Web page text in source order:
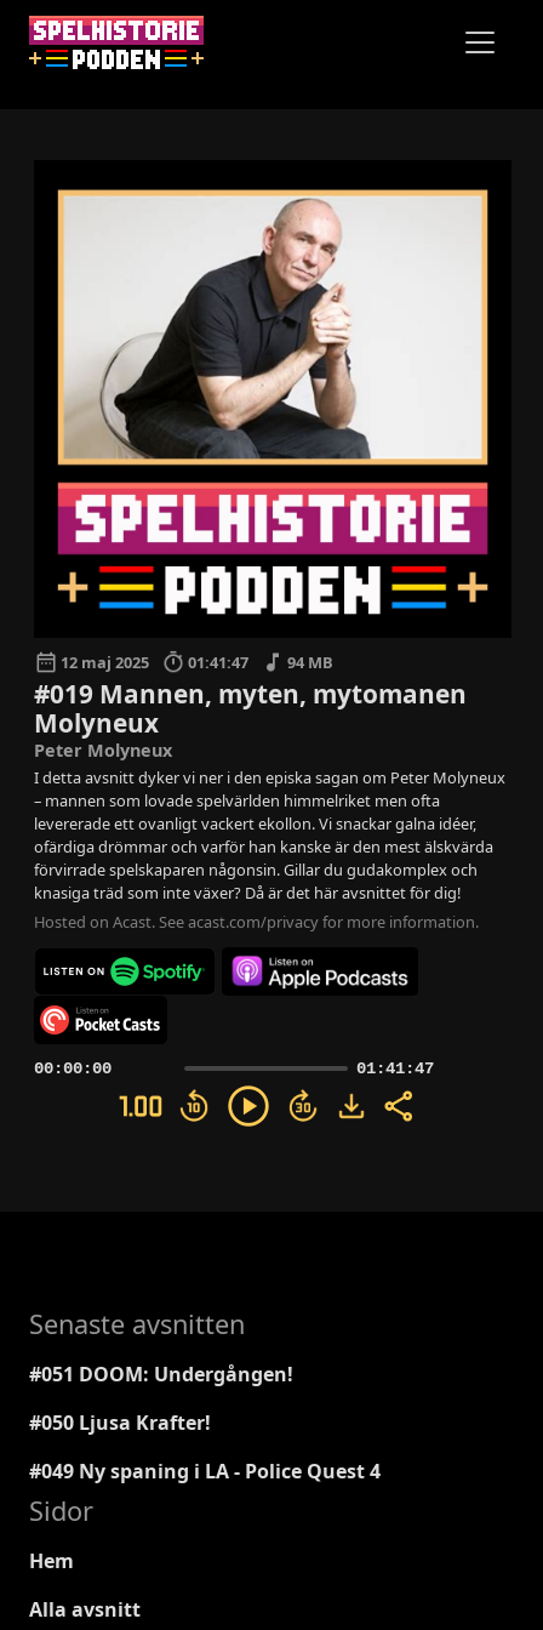
12 maj 2025 01:41:47 94 MB
#019 Mannen, myten, mytomanen
Molyneux
Peter Molyneux
I detta avsnitt dyker vi ner i den episka sagan om Peter Molyneux
– mannen som lovade spelvärlden himmelriket men ofta
levererade ett ovanligt vackert ekollon. Vi snackar galna idéer,
ofärdiga drömmar och varför han kanske är den mest älskvärda
förvirrade spelskaparen någonsin. Gillar du gudakomplex och
knasiga träd som inte växer? Då är det här avsnittet för dig!
Hosted on Acast. Seeacast.com/privacyfor more information.
00:00:00 01:41:47
Senaste avsnitten
#051 DOOM: Undergången!
#050 Ljusa Krafter!
#049 Ny spaning i LA - Police Quest 4
Sidor
Hem
Alla avsnitt